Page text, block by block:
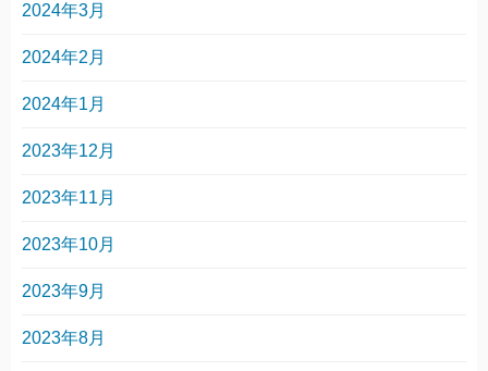
2024年3月
2024年2月
2024年1月
2023年12月
2023年11月
2023年10月
2023年9月
2023年8月